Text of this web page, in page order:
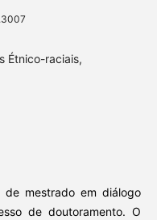
Étnico-raciais,
mestrado em diálogo
de doutoramento. O